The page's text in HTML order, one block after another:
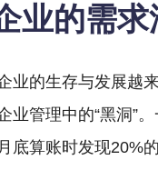
业的需
业的生存与发展
业管理中的“黑洞”
底算账时发现20%